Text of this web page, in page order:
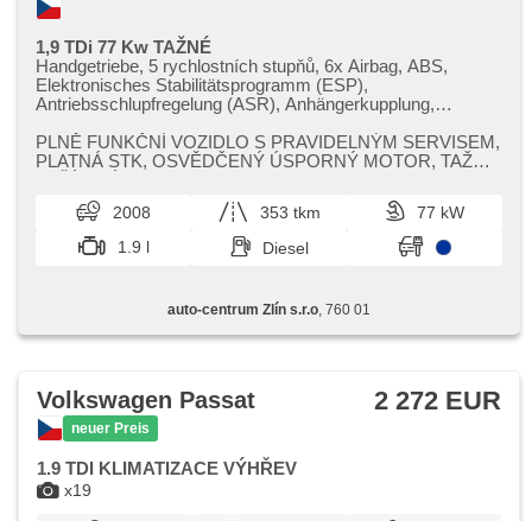
1,9 TDi 77 Kw TAŽNÉ
Handgetriebe, 5 rychlostních stupňů, 6x Airbag, ABS,
Elektronisches Stabilitätsprogramm (ESP),
Antriebsschlupfregelung (ASR), Anhängerkupplung,
Tempomat, täglich Leuchten, erfüllt 'EURO IV',
Bordcomputer, elektronická ruční brzda, Fahrkamera,
Seitenscheiben, Dachträger, El. Spiegel, Wegfahrsperre,
Zentralverriegelung mit Funkfernbedienung,
Zentralverriegelung, isofix, beheizte Sitze, höheneinstellbare
Fahrersitz, Abnutzungssensor des Bremsbelages,
Rücksitzbank, Heckscheibenwischer, Getönte Scheiben,
zatmavená zadní skla, přední pohon, Längssitzvorschub,
PLNĚ FUNKČNÍ VOZIDLO S PRAVIDELNÝM SERVISEM,​
PLATNÁ STK,​ OSVĚDČENÝ ÚSPORNÝ MOTOR,​ TAŽNÉ
2008 353 tkm
77 kW
1.9 l
Diesel
auto-centrum Zlín s.r.o , 760 01
x19
Volkswagen Passat
neuer Preis
2 272 EUR
1.9 TDI KLIMATIZACE VÝHŘEV